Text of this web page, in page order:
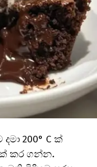
200° C ක්
කර ගන්න.